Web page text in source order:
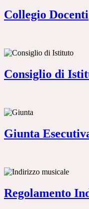
Collegio Docenti
Consiglio di
Giunta
Regolamento